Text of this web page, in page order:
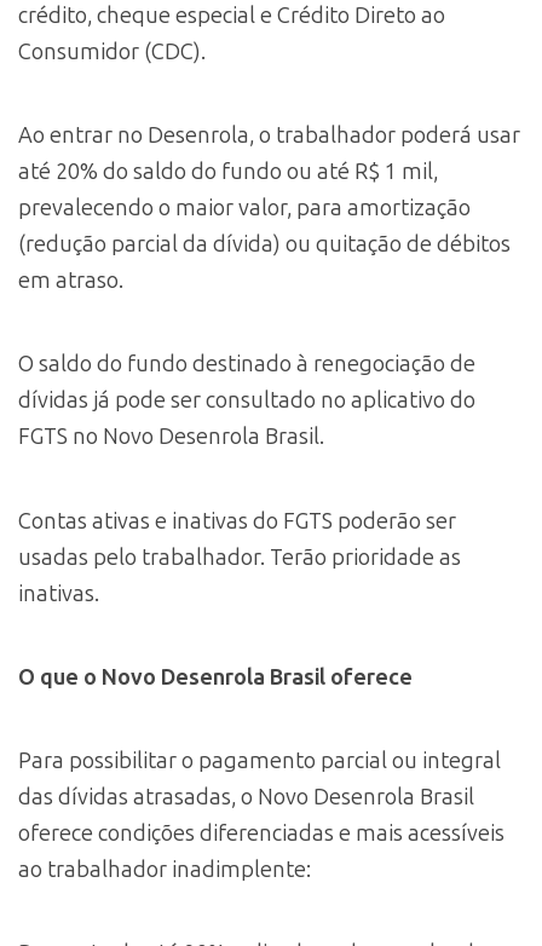
crédito, cheque especial e Crédito Direto ao
Consumidor (CDC).
Ao entrar no Desenrola, o trabalhador poderá usar
até 20% do saldo do fundo ou até R$ 1 mil,
prevalecendo o maior valor, para amortização
(redução parcial da dívida) ou quitação de débitos
em atraso.
O saldo do fundo destinado à renegociação de
dívidas já pode ser consultado no aplicativo do
FGTS no Novo Desenrola Brasil.
Contas ativas e inativas do FGTS poderão ser
usadas pelo trabalhador. Terão prioridade as
inativas.
O que o Novo Desenrola Brasil oferece
Para possibilitar o pagamento parcial ou integral
das dívidas atrasadas, o Novo Desenrola Brasil
oferece condições diferenciadas e mais acessíveis
ao trabalhador inadimplente: